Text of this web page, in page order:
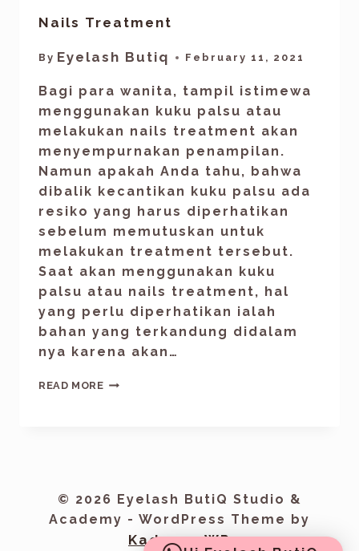
Nails Treatment
By Eyelash Butiq February 11, 2021
Bagi para wanita, tampil istimewa
menggunakan kuku palsu atau
melakukan nails treatment akan
menyempurnakan penampilan.
Namun apakah Anda tahu, bahwa
dibalik kecantikan kuku palsu ada
resiko yang harus diperhatikan
sebelum memutuskan untuk
melakukan treatment tersebut.
Saat akan menggunakan kuku
palsu atau nails treatment, hal
yang perlu diperhatikan ialah
bahan yang terkandung didalam
nya karena akan…
READ MORE
© 2026 Eyelash ButiQ Studio &
Academy - WordPress Theme by
Kadence WP